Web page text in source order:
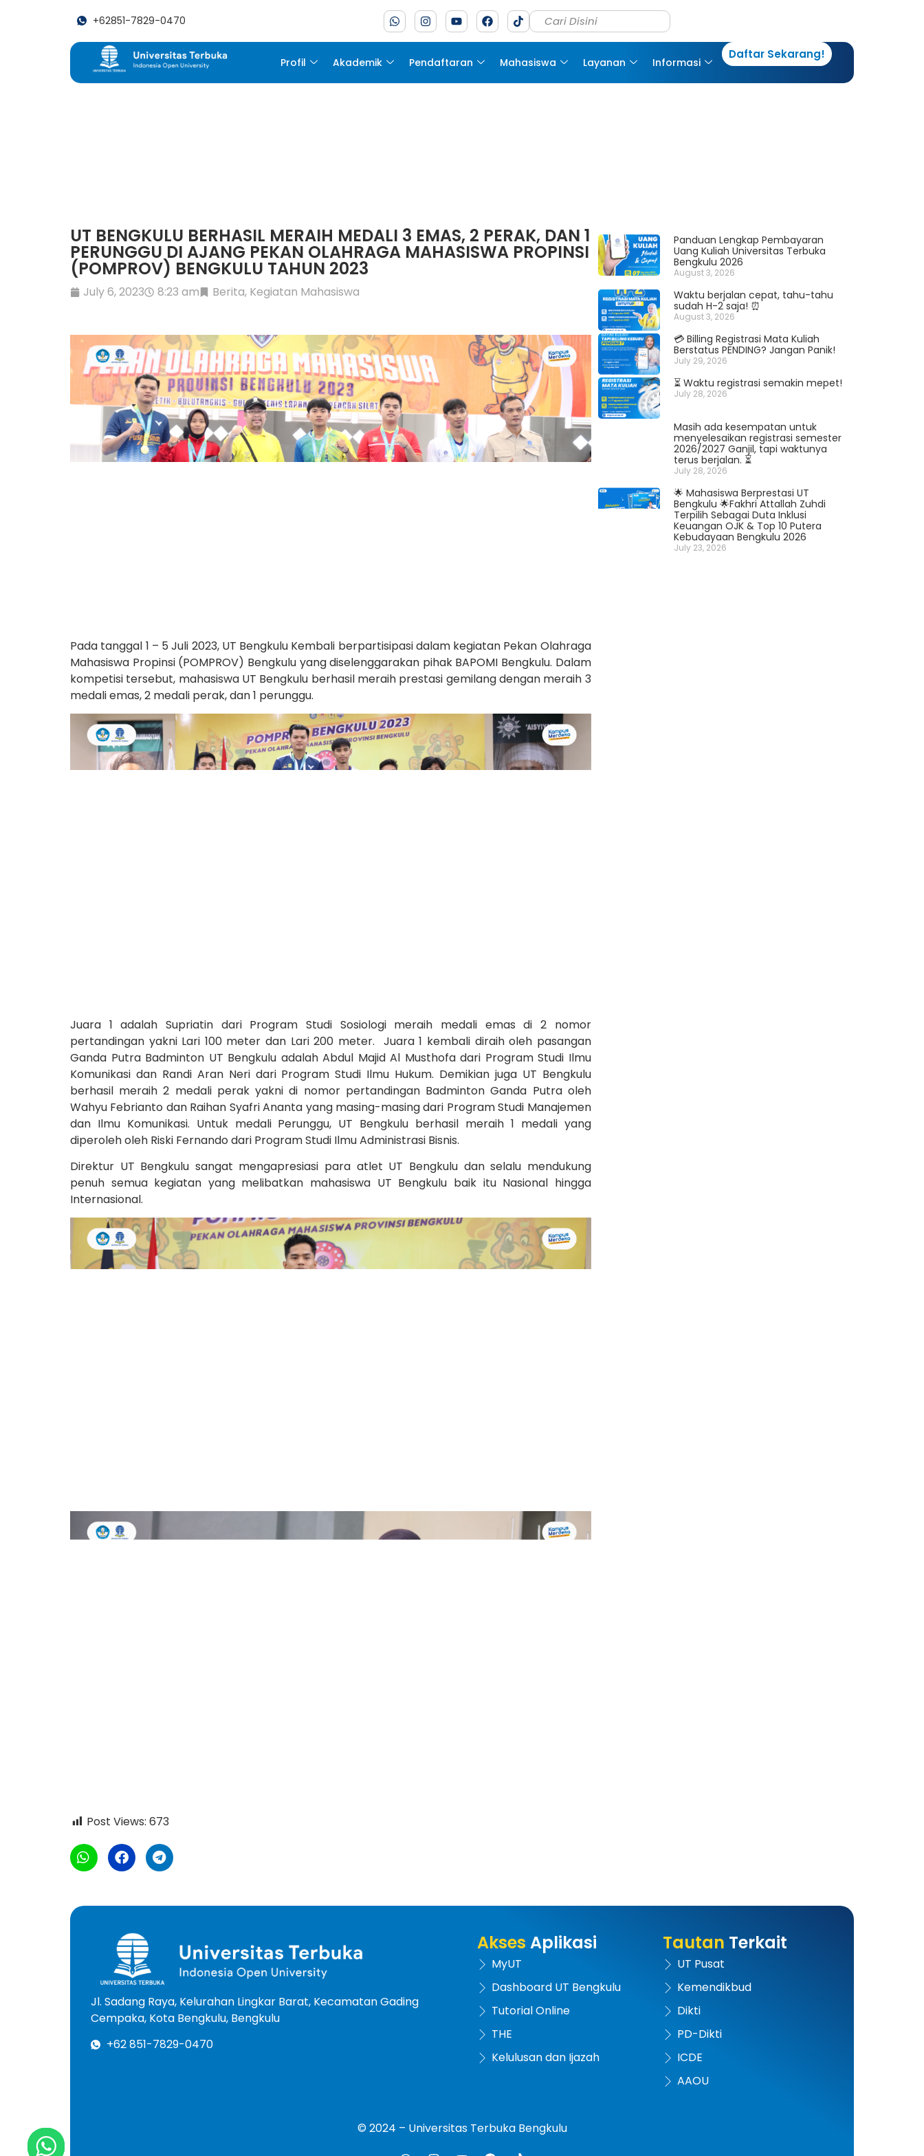
+62851-7829-0470
Profil Akademik Pendaftaran Mahasiswa Layanan Informasi
Daftar Sekarang!
UT BENGKULU BERHASIL MERAIH MEDALI 3 EMAS, 2 PERAK, DAN 1
PERUNGGU DI AJANG PEKAN OLAHRAGA MAHASISWA PROPINSI
(POMPROV) BENGKULU TAHUN 2023
July 6, 2023 8:23 am Berita, Kegiatan Mahasiswa
Pada tanggal 1 – 5 Juli 2023, UT Bengkulu Kembali berpartisipasi dalam kegiatan Pekan Olahraga
Mahasiswa Propinsi (POMPROV) Bengkulu yang diselenggarakan pihak BAPOMI Bengkulu. Dalam
kompetisi tersebut, mahasiswa UT Bengkulu berhasil meraih prestasi gemilang dengan meraih 3
medali emas, 2 medali perak, dan 1 perunggu.
Juara 1 adalah Supriatin dari Program Studi Sosiologi meraih medali emas di 2 nomor
pertandingan yakni Lari 100 meter dan Lari 200 meter. Juara 1 kembali diraih oleh pasangan
Ganda Putra Badminton UT Bengkulu adalah Abdul Majid Al Musthofa dari Program Studi Ilmu
Komunikasi dan Randi Aran Neri dari Program Studi Ilmu Hukum. Demikian juga UT Bengkulu
berhasil meraih 2 medali perak yakni di nomor pertandingan Badminton Ganda Putra oleh
Wahyu Febrianto dan Raihan Syafri Ananta yang masing-masing dari Program Studi Manajemen
dan Ilmu Komunikasi. Untuk medali Perunggu, UT Bengkulu berhasil meraih 1 medali yang
diperoleh oleh Riski Fernando dari Program Studi Ilmu Administrasi Bisnis.
Direktur UT Bengkulu sangat mengapresiasi para atlet UT Bengkulu dan selalu mendukung
penuh semua kegiatan yang melibatkan mahasiswa UT Bengkulu baik itu Nasional hingga
Internasional.
Post Views: 673
Panduan Lengkap Pembayaran
Uang Kuliah Universitas Terbuka
Bengkulu 2026
August 3, 2026
Waktu berjalan cepat, tahu-tahu
sudah H-2 saja! ⏰
August 3, 2026
💳 Billing Registrasi Mata Kuliah
Berstatus PENDING? Jangan Panik!
July 29, 2026
⏳ Waktu registrasi semakin mepet!
July 28, 2026
Masih ada kesempatan untuk
menyelesaikan registrasi semester
2026/2027 Ganjil, tapi waktunya
terus berjalan. ⏳
July 28, 2026
🌟 Mahasiswa Berprestasi UT
Bengkulu 🌟Fakhri Attallah Zuhdi
Terpilih Sebagai Duta Inklusi
Keuangan OJK & Top 10 Putera
Kebudayaan Bengkulu 2026
July 23, 2026
Jl. Sadang Raya, Kelurahan Lingkar Barat, Kecamatan Gading
Cempaka, Kota Bengkulu, Bengkulu
+62 851-7829-0470
Akses Aplikasi
MyUT
Dashboard UT Bengkulu
Tutorial Online
THE
Kelulusan dan Ijazah
Tautan Terkait
UT Pusat
Kemendikbud
Dikti
PD-Dikti
ICDE
AAOU
© 2024 – Universitas Terbuka Bengkulu